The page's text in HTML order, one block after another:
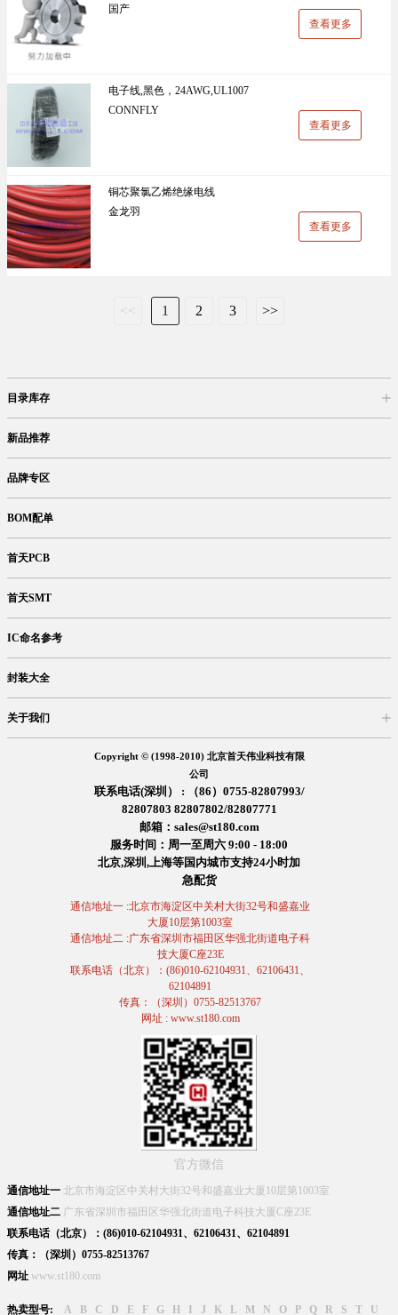
HKR(香港电阻)(619)
国产
查看更多
电子线,黑色，24AWG,UL1007
CONNFLY
查看更多
铜芯聚氯乙烯绝缘电线
金龙羽
查看更多
<< 1 2 3 >>
目录库存
新品推荐
品牌专区
BOM配单
首天PCB
首天SMT
IC命名参考
封装大全
关于我们
Copyright © (1998-2010) 北京首天伟业科技有限
公司
联系电话(深圳） : （86）0755-82807993/
82807803 82807802/82807771
邮箱：sales@st180.com
服务时间：周一至周六 9:00 - 18:00
北京,深圳,上海等国内城市支持24小时加
急配货
通信地址一 :北京市海淀区中关村大街32号和盛嘉业
大厦10层第1003室
通信地址二 :广东省深圳市福田区华强北街道电子科
技大厦C座23E
联系电话（北京）：(86)010-62104931、62106431、
62104891
传真：（深圳）0755-82513767
网址 : www.st180.com
官方微信
通信地址一 北京市海淀区中关村大街32号和盛嘉业大厦10层第1003室
通信地址二 广东省深圳市福田区华强北街道电子科技大厦C座23E
联系电话（北京）：(86)010-62104931、62106431、62104891
传真：（深圳）0755-82513767
网址 www.st180.com
热卖型号: A B C D E F G H J K L M N O P Q R S T U